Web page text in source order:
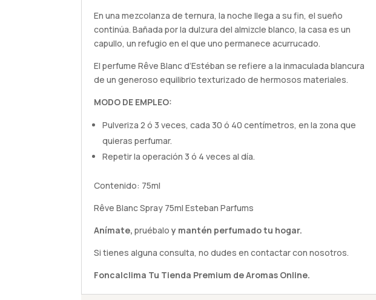
En una mezcolanza de ternura, la noche llega a su fin, el sueño
continúa. Bañada por la dulzura del almizcle blanco, la casa es un
capullo, un refugio en el que uno permanece acurrucado.
El perfume Rêve Blanc d’Estéban se refiere a la inmaculada blancura
de un generoso equilibrio texturizado de hermosos materiales.
MODO DE EMPLEO:
Pulveriza 2 ó 3 veces, cada 30 ó 40 centímetros, en la zona que
quieras perfumar.
Repetir la operación 3 ó 4 veces al día.
Contenido: 75ml
Rêve Blanc Spray 75ml Esteban Parfums
Anímate,pruébalo y mantén perfumado tu hogar.
Si tienes algunaconsulta, no dudes en contactar con nosotros.
Foncalclima Tu Tienda Premium de Aromas Online.